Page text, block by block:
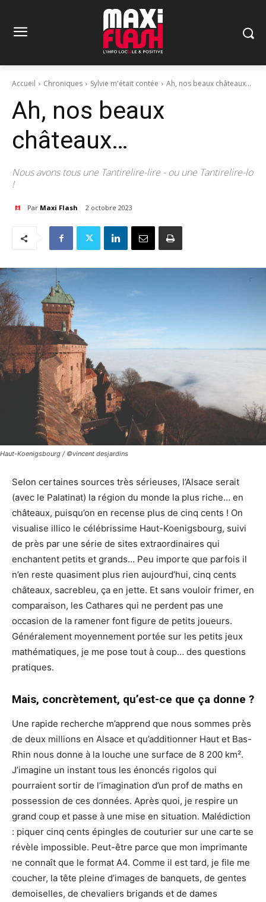
Accueil Chroniques Sylvie m'était contée Ah, nos beaux châteaux...
Ah, nos beaux
châteaux…
Nous avons tous une Tantirelire-lire - ou une Tantirelire-lo
!
Par Maxi Flash 2 octobre 2023
Haut-Koenigsbourg / ©vincent desjardins
Selon certaines sources très sérieuses, l’Alsace serait
(avec le Palatinat) la région du monde la plus riche… en
châteaux, puisqu’on en recense plus de cinq cents ! On
visualise illico le célébrissime Haut-Koenigsbourg, suivi
de près par une série de sites extraordinaires qui
enchantent petits et grands… Peu importe que parfois il
n’en reste quasiment plus rien aujourd’hui, cinq cents
châteaux, sacrebleu, ça en jette. Et sans vouloir frimer, en
comparaison, les Cathares qui ne perdent pas une
occasion de la ramener font figure de petits joueurs.
Généralement moyennement portée sur les petits jeux
mathématiques, je me pose tout à coup… des questions
pratiques.
Mais, concrètement, qu’est-ce que ça donne ?
Une rapide recherche m’apprend que nous sommes près
de deux millions en Alsace et qu’additionner Haut et Bas-
Rhin nous donne à la louche une surface de 8 200 km².
J’imagine un instant tous les énoncés rigolos qui
pourraient sortir de l’imagination d’un prof de maths en
possession de ces données. Après quoi, je respire un
grand coup et passe à une mise en situation. Malédiction
: piquer cinq cents épingles de couturier sur une carte se
révèle impossible. Peut-être parce que mon imprimante
ne connaît que le format A4. Comme il est tard, je file me
coucher, la tête pleine d’images de banquets, de gentes
demoiselles, de chevaliers brigands et de dames